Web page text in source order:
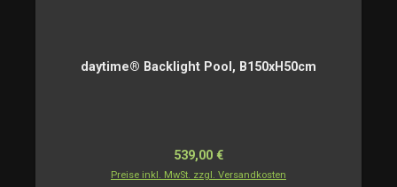
daytime® Backlight Pool, B150xH50cm
Regulärer Preis:
539,00 €
Preise inkl. MwSt. zzgl. Versandkosten